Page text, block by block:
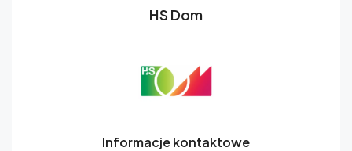
HS Dom
Informacje kontaktowe